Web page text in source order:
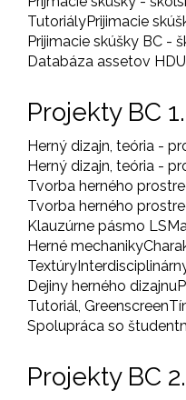
TutoriályPrijimacie
Prijimacie skúšky BC -
Databáza assetov HD
Projekty BC
Herný dizajn, teória -
Herný dizajn, teória -
Tvorba herného
Tvorba herného
Klauzúrne pásmo LS
Herné mechaniky
Textúry
Dejiny herného dizajnu
Tutoriál, Greenscreen
Spolupráca so
Projekty BC